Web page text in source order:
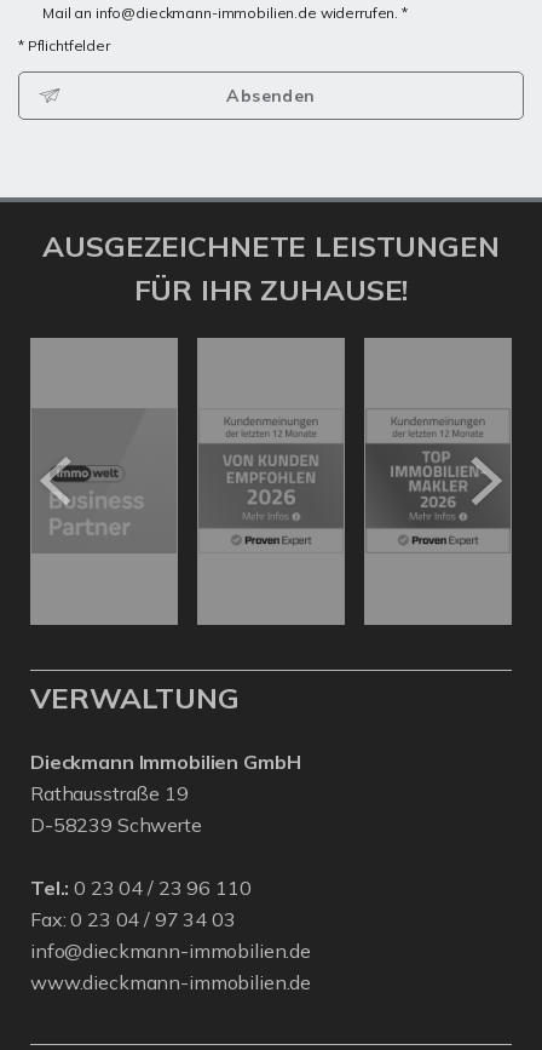
Mail an info@dieckmann-immobilien.de widerrufen. *
* Pflichtfelder
Absenden
AUSGEZEICHNETE LEISTUNGEN
FÜR IHR ZUHAUSE!
VERWALTUNG
Dieckmann Immobilien GmbH
Rathausstraße 19
D-58239 Schwerte
Tel.: 0 23 04 / 23 96 110
Fax: 0 23 04 / 97 34 03
info@dieckmann-immobilien.de
www.dieckmann-immobilien.de